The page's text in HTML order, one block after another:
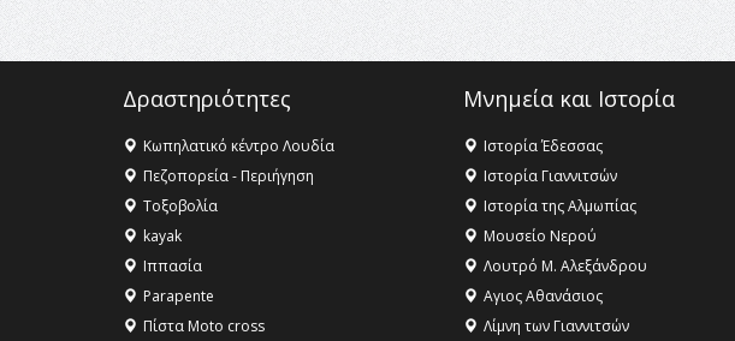
Δραστηριότητες
Κωπηλατικό κέντρο Λουδία
Πεζοπορεία - Περιήγηση
Τοξοβολία
kayak
Ιππασία
Parapente
Πίστα Moto cross
Μνημεία και Ιστορία
Ιστορία Έδεσσας
Ιστορία Γιαννιτσών
Ιστορία της Αλμωπίας
Μουσείο Νερού
Λουτρό Μ. Αλεξάνδρου
Αγιος Αθανάσιος
Λίμνη των Γιαννιτσών